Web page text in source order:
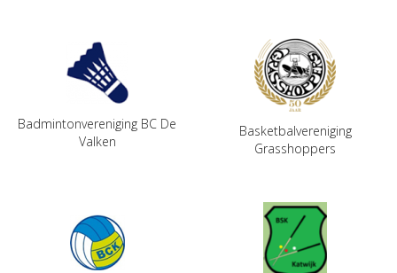
Badmintonvereniging BC De
Valken
Basketbalvereniging
Grasshoppers